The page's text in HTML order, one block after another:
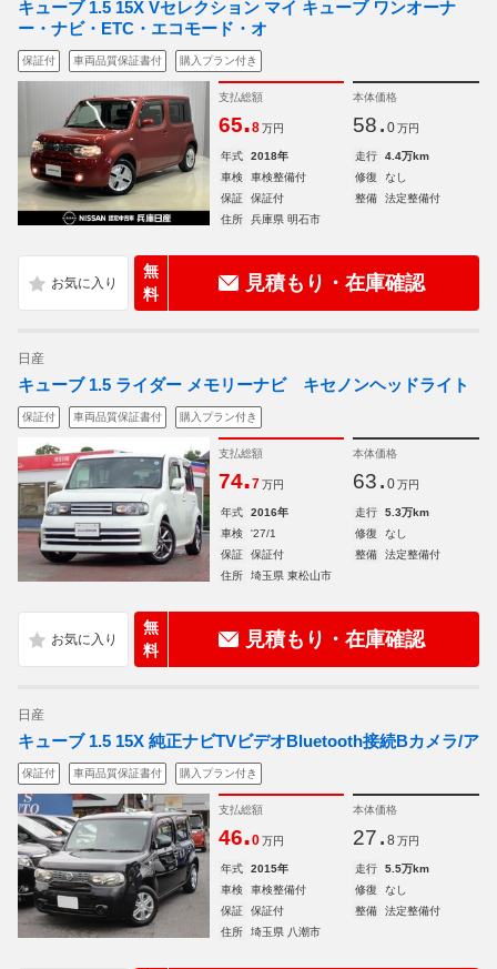
キューブ 1.5 15X Vセレクション マイ キューブ ワンオーナ
ー・ナビ・ETC・エコモード・オ
保証付 車両品質保証書付 購入プラン付き
支払総額
65.8 万円
本体価格
58. 0 万円
年式 2018年 走行
4.4万km
車検
車検整備付 修復
なし
保証
保証付 整備
法定整備付
住所
兵庫県 明石市
無
料
見積もり・在庫確認
日産
キューブ 1.5 ライダー メモリーナビ キセノンヘッドライト
保証付 車両品質保証書付 購入プラン付き
支払総額
74.7 万円
本体価格
63. 0 万円
年式 2016年 走行
5.3万km
車検
'27/1 修復
なし
保証
保証付 整備
法定整備付
住所
埼玉県 東松山市
無
料
見積もり・在庫確認
日産
キューブ 1.5 15X 純正ナビTVビデオBluetooth接続Bカメラ/ア
保証付 車両品質保証書付 購入プラン付き
支払総額
46.0 万円
本体価格
27. 8 万円
年式 2015年 走行
5.5万km
車検
車検整備付 修復
なし
保証
保証付 整備
法定整備付
住所
埼玉県 八潮市